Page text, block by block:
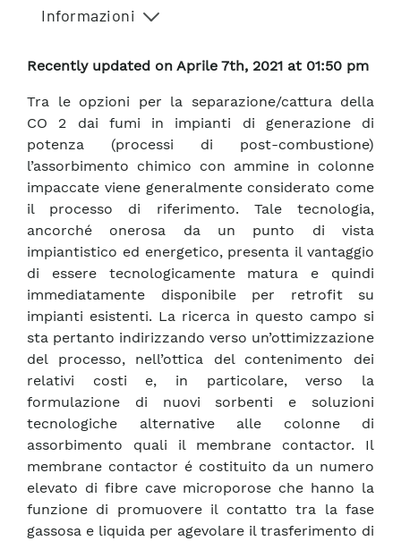
Informazioni
Recently updated on Aprile 7th, 2021 at 01:50 pm
Tra le opzioni per la separazione/cattura della
CO 2 dai fumi in impianti di generazione di
potenza (processi di post-combustione)
l’assorbimento chimico con ammine in colonne
impaccate viene generalmente considerato come
il processo di riferimento. Tale tecnologia,
ancorché onerosa da un punto di vista
impiantistico ed energetico, presenta il vantaggio
di essere tecnologicamente matura e quindi
immediatamente disponibile per retrofit su
impianti esistenti. La ricerca in questo campo si
sta pertanto indirizzando verso un’ottimizzazione
del processo, nell’ottica del contenimento dei
relativi costi e, in particolare, verso la
formulazione di nuovi sorbenti e soluzioni
tecnologiche alternative alle colonne di
assorbimento quali il membrane contactor. Il
membrane contactor é costituito da un numero
elevato di fibre cave microporose che hanno la
funzione di promuovere il contatto tra la fase
gassosa e liquida per agevolare il trasferimento di